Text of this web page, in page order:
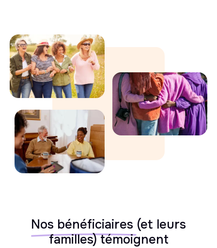
Nos bénéficiaires (et leurs
familles) témoignent